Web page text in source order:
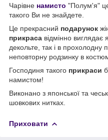
Чарівне намисто "Полум'я"
такого Ви не знайдете.
Це прекрасний подарунок
прикраса відмінно виглядає
декольте, так і в прохолодну
неповторну родзинку в
Господиня такого прикраси
намистом!
Виконано з японської та
шовкових нитках.
Приховати